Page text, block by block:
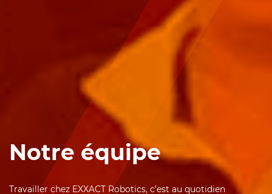
Notre équipe
Travailler chez EXXACT Robotics, c’est au quotidien